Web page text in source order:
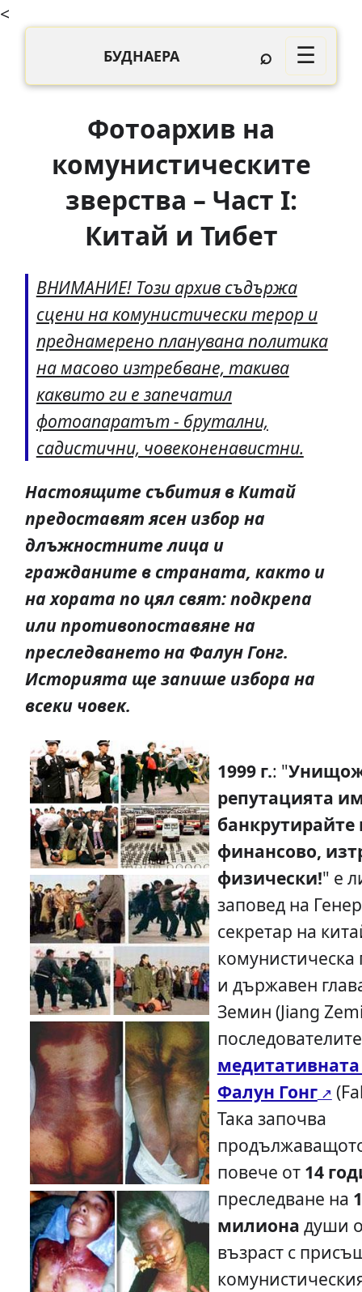
<
БУДНАЕРА ⌕ ☰
Фотоархив на
комунистическите
зверства – Част І:
Китай и Тибет
ВНИМАНИЕ! Този архив съдържа
сцени на комунистически терор и
преднамерено планувана политика
на масово изтребване, такива
каквито ги е запечатил
фотоапаратът - брутални,
садистични, човеконенавистни.
Настоящите събития в Китай
предоставят ясен избор на
длъжностните лица и
гражданите в страната, както и
на хората по цял свят: подкрепа
или противопоставяне на
преследването на Фалун Гонг.
Историята ще запише избора на
всеки човек.
1999 г.: "
репутацията
банкрутирайте
финансово,
физически!" е
заповед на
секретар на
и държавен
Земин (Jiang
Фалун Гонг
Така започва
повече от 14
преследване на
милиона души
възраст с